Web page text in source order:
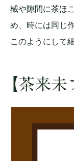
械や隙間に茶ほ
め、時には同じ
このようにして